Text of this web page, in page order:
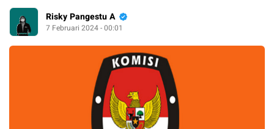
Risky Pangestu A
7 Februari 2024 - 00:01